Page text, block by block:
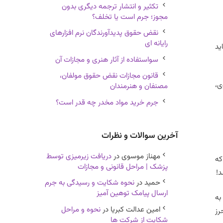
تکثیر و انتشار ترجمه دیگری بدون
مجوز؛ جرم است یا تخلف؟
نقض حقوق پدیدآورندگان نرم افزارهای
رایانه ای
سواستفاده از آثار هنری و مجازات آن
قانون مجازات نقض حقوق مولفان،
مصنفان و هنرمندان
جرم خرید مواد مخدر چه قدر است؟
آخرین سوالات و نظرات
مهناز موسوىدر دریافت زیرمیزی توسط
پزشک | مراحل قانونی و مجازات
حمیددرنحوه شکایت و رسیدگی به جرم
ارسال پیامک توهین آمیز
امین عدالت کبریا در نحوه و مراحل
شکایت از شرکت ها